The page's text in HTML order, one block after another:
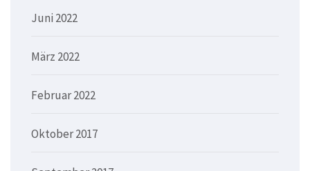
Juni 2022
März 2022
Februar 2022
Oktober 2017